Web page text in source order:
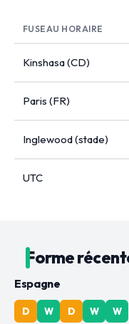
FUSEAU HORAIRE
Kinshasa (CD)
Paris (FR)
Inglewood (stade)
UTC
Forme
Espagne
D W D W W